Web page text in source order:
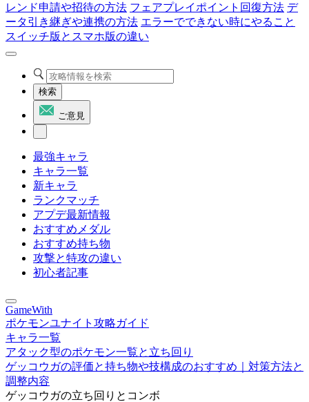
レンド申請や招待の方法 フェアプレイポイント回復方法 デ
ータ引き継ぎや連携の方法 エラーでできない時にやること
スイッチ版とスマホ版の違い
検索
ご意見
最強キャラ
キャラ一覧
新キャラ
ランクマッチ
アプデ最新情報
おすすめメダル
おすすめ持ち物
攻撃と特攻の違い
初心者記事
GameWith
ポケモンユナイト攻略ガイド
キャラ一覧
アタック型のポケモン一覧と立ち回り
ゲッコウガの評価と持ち物や技構成のおすすめ｜対策方法と
調整内容
ゲッコウガの立ち回りとコンボ